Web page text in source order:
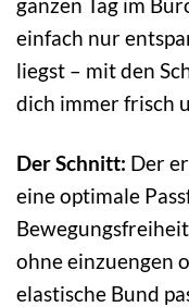
einfach nur
liegst – mit den
dich immer frisch
Der Schnitt: Der
eine optimale
ohne einzuengen
elastische Bund